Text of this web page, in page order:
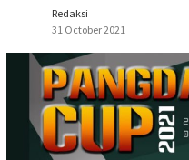
Redaksi
31 October 2021